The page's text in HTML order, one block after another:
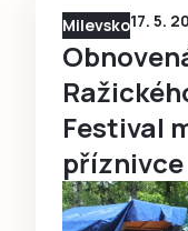
Milevsko17. 5.
Festival
příznivce